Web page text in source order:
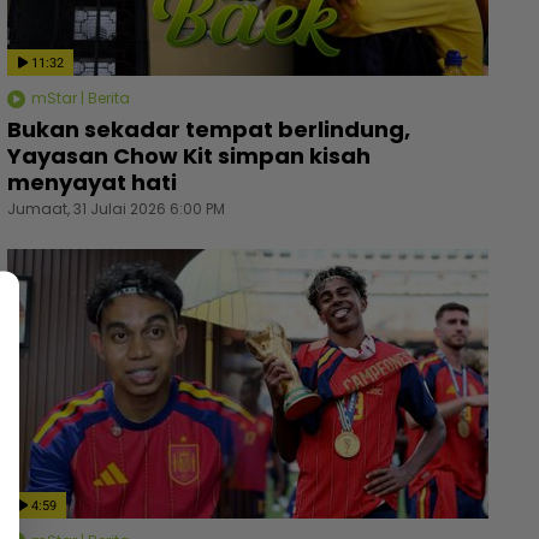
rambut merah, tidak lagi bertudung... Enot
dugaan, minta netizen doa baik-baik -
11:32
mStar | Berita
Bukan sekadar tempat berlindung,
Yayasan Chow Kit simpan kisah
menyayat hati
Jumaat, 31 Julai 2026 6:00 PM
4:59